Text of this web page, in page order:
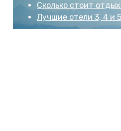
Сколько стоит
Лучшие отели 3, 4 и